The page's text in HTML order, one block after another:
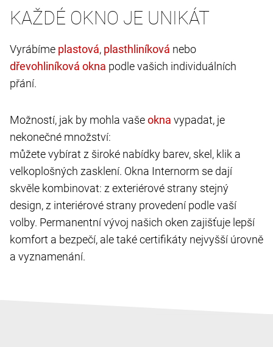
KAŽDÉ OKNO JE UNIKÁT
Vyrábíme ,
nebo
podle vašich individuálních
přání.
Možností, jak by mohla vaše
vypadat, je
nekonečné množství:
můžete vybírat z široké nabídky barev, skel, klik a
velkoplošných zasklení. Okna Internorm se dají
skvěle kombinovat: z exteriérové strany stejný
design, z interiérové strany provedení podle vaší
volby. Permanentní vývoj našich oken zajišťuje lepší
komfort a bezpečí, ale také certifikáty nejvyšší úrovně
a vyznamenání.